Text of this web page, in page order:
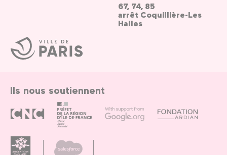
Ville
de
Paris
67, 74, 85
arrêt Coquillière-Les
Halles
Ils nous soutiennent